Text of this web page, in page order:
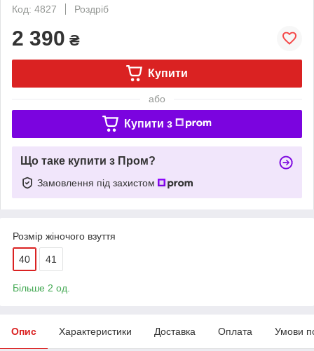
Код: 4827
Роздріб
2 390 ₴
Купити
або
Купити з
Що таке купити з Пром?
Замовлення під захистом
Розмір жіночого взуття
40 41
Більше 2 од.
Опис Характеристики Доставка Оплата Умови